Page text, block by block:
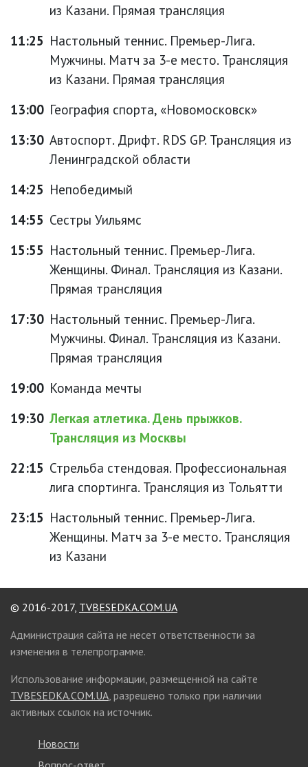
из Казани. Прямая трансляция
11:25 Настольный теннис. Премьер-Лига.
Мужчины. Матч за 3-е место. Трансляция
из Казани. Прямая трансляция
13:00 География спорта, «Новомосковск»
13:30 Автоспорт. Дрифт. RDS GP. Трансляция из
Ленинградской области
14:25 Непобедимый
14:55 Сестры Уильямс
15:55 Настольный теннис. Премьер-Лига.
Женщины. Финал. Трансляция из Казани.
Прямая трансляция
17:30 Настольный теннис. Премьер-Лига.
Мужчины. Финал. Трансляция из Казани.
Прямая трансляция
19:00 Команда мечты
19:30 Легкая атлетика. День прыжков.
Трансляция из Москвы
22:15 Стрельба стендовая. Профессиональная
лига спортинга. Трансляция из Тольятти
23:15 Настольный теннис. Премьер-Лига.
Женщины. Матч за 3-е место. Трансляция
из Казани
© 2016-2017, TVBESEDKA.COM.UA
Администрация сайта не несет ответственности за
изменения в телепрограмме.
Использование информации, размещенной на сайте
TVBESEDKA.COM.UA, разрешено только при наличии
активных ссылок на источник.
Новости